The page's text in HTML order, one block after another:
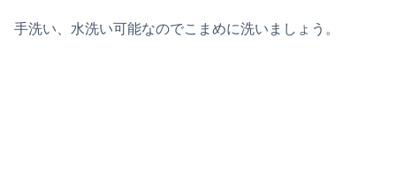
手洗い、水洗い可能なのでこまめに洗いましょう。